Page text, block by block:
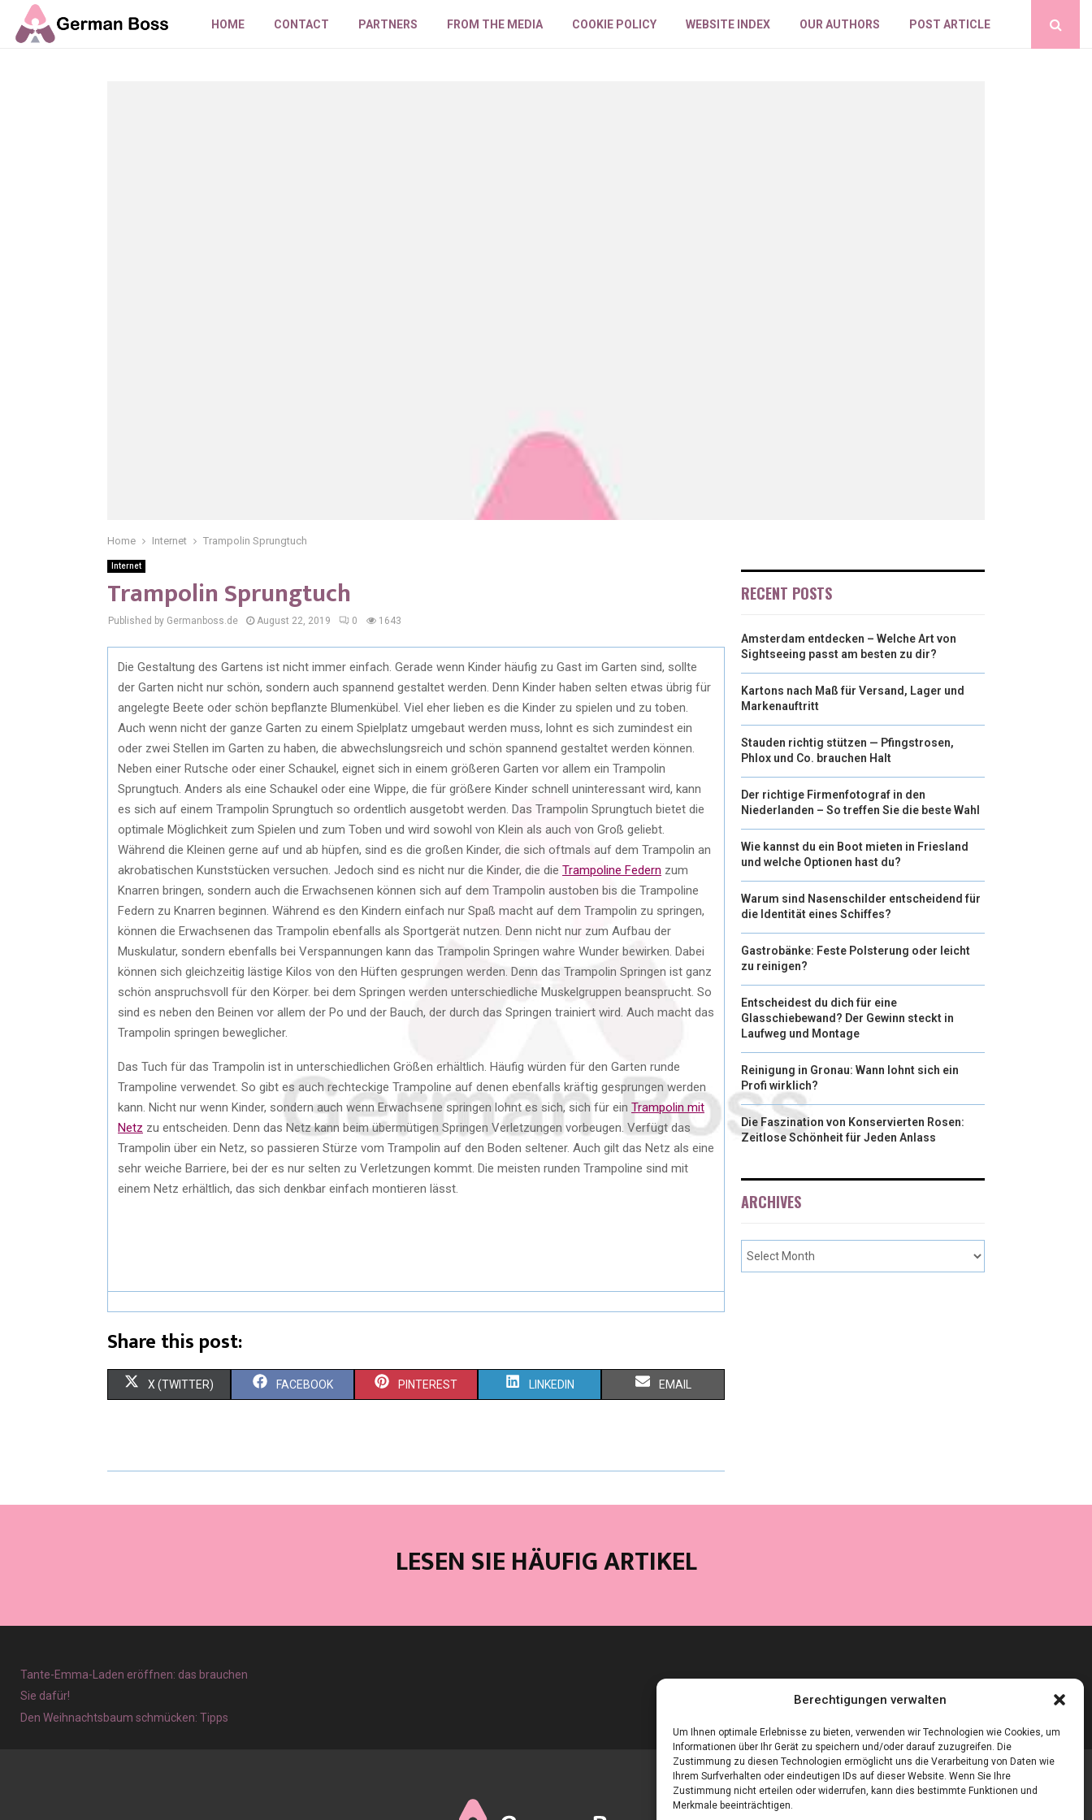
Berechtigungen verwalten
Um Ihnen optimale Erlebnisse zu bieten, verwenden wir Technologien wie Cookies, um
Informationen über Ihr Gerät zu speichern und/oder darauf zuzugreifen. Die
Zustimmung zu diesen Technologien ermöglicht uns die Verarbeitung von Daten wie
Ihrem Surfverhalten oder eindeutigen IDs auf dieser Website. Wenn Sie Ihre
Zustimmung nicht erteilen oder widerrufen, kann dies bestimmte Funktionen und
Merkmale beeinträchtigen.
HOME CONTACT PARTNERS FROM THE MEDIA COOKIE POLICY WEBSITE INDEX OUR AUTHORS POST ARTICLE
Home Internet Trampolin Sprungtuch
Internet
Trampolin Sprungtuch
Published by Germanboss.de August 22, 2019 0 1643
Die Gestaltung des Gartens ist nicht immer einfach. Gerade wenn Kinder häufig zu Gast im Garten sind, sollte
der Garten nicht nur schön, sondern auch spannend gestaltet werden. Denn Kinder haben selten etwas übrig für
angelegte Beete oder schön bepflanzte Blumenkübel. Viel eher lieben es die Kinder zu spielen und zu toben.
Auch wenn nicht der ganze Garten zu einem Spielplatz umgebaut werden muss, lohnt es sich zumindest ein
oder zwei Stellen im Garten zu haben, die abwechslungsreich und schön spannend gestaltet werden können.
Neben einer Rutsche oder einer Schaukel, eignet sich in einem größeren Garten vor allem ein Trampolin
Sprungtuch. Anders als eine Schaukel oder eine Wippe, die für größere Kinder schnell uninteressant wird, kann
es sich auf einem Trampolin Sprungtuch so ordentlich ausgetobt werden. Das Trampolin Sprungtuch bietet die
optimale Möglichkeit zum Spielen und zum Toben und wird sowohl von Klein als auch von Groß geliebt.
Während die Kleinen gerne auf und ab hüpfen, sind es die großen Kinder, die sich oftmals auf dem Trampolin an
akrobatischen Kunststücken versuchen. Jedoch sind es nicht nur die Kinder, die die Trampoline Federn zum
Knarren bringen, sondern auch die Erwachsenen können sich auf dem Trampolin austoben bis die Trampoline
Federn zu Knarren beginnen. Während es den Kindern einfach nur Spaß macht auf dem Trampolin zu springen,
können die Erwachsenen das Trampolin ebenfalls als Sportgerät nutzen. Denn nicht nur zum Aufbau der
Muskulatur, sondern ebenfalls bei Verspannungen kann das Trampolin Springen wahre Wunder bewirken. Dabei
können sich gleichzeitig lästige Kilos von den Hüften gesprungen werden. Denn das Trampolin Springen ist ganz
schön anspruchsvoll für den Körper. bei dem Springen werden unterschiedliche Muskelgruppen beansprucht. So
sind es neben den Beinen vor allem der Po und der Bauch, der durch das Springen trainiert wird. Auch macht das
Trampolin springen beweglicher.
Das Tuch für das Trampolin ist in unterschiedlichen Größen erhältlich. Häufig würden für den Garten runde
Trampoline verwendet. So gibt es auch rechteckige Trampoline auf denen ebenfalls kräftig gesprungen werden
kann. Nicht nur wenn Kinder, sondern auch wenn Erwachsene springen lohnt es sich, sich für ein Trampolin mit
Netz zu entscheiden. Denn das Netz kann beim übermütigen Springen Verletzungen vorbeugen. Verfügt das
Trampolin über ein Netz, so passieren Stürze vom Trampolin auf den Boden seltener. Auch gilt das Netz als eine
sehr weiche Barriere, bei der es nur selten zu Verletzungen kommt. Die meisten runden Trampoline sind mit
einem Netz erhältlich, das sich denkbar einfach montieren lässt.
Share this post:
X (TWITTER) FACEBOOK PINTEREST LINKEDIN EMAIL
RECENT POSTS
Amsterdam entdecken – Welche Art von
Sightseeing passt am besten zu dir?
Kartons nach Maß für Versand, Lager und
Markenauftritt
Stauden richtig stützen — Pfingstrosen,
Phlox und Co. brauchen Halt
Der richtige Firmenfotograf in den
Niederlanden – So treffen Sie die beste Wahl
Wie kannst du ein Boot mieten in Friesland
und welche Optionen hast du?
Warum sind Nasenschilder entscheidend für
die Identität eines Schiffes?
Gastrobänke: Feste Polsterung oder leicht
zu reinigen?
Entscheidest du dich für eine
Glasschiebewand? Der Gewinn steckt in
Laufweg und Montage
Reinigung in Gronau: Wann lohnt sich ein
Profi wirklich?
Die Faszination von Konservierten Rosen:
Zeitlose Schönheit für Jeden Anlass
ARCHIVES
LESEN SIE HÄUFIG ARTIKEL
Tante-Emma-Laden eröffnen: das brauchen
Sie dafür!
Den Weihnachtsbaum schmücken: Tipps